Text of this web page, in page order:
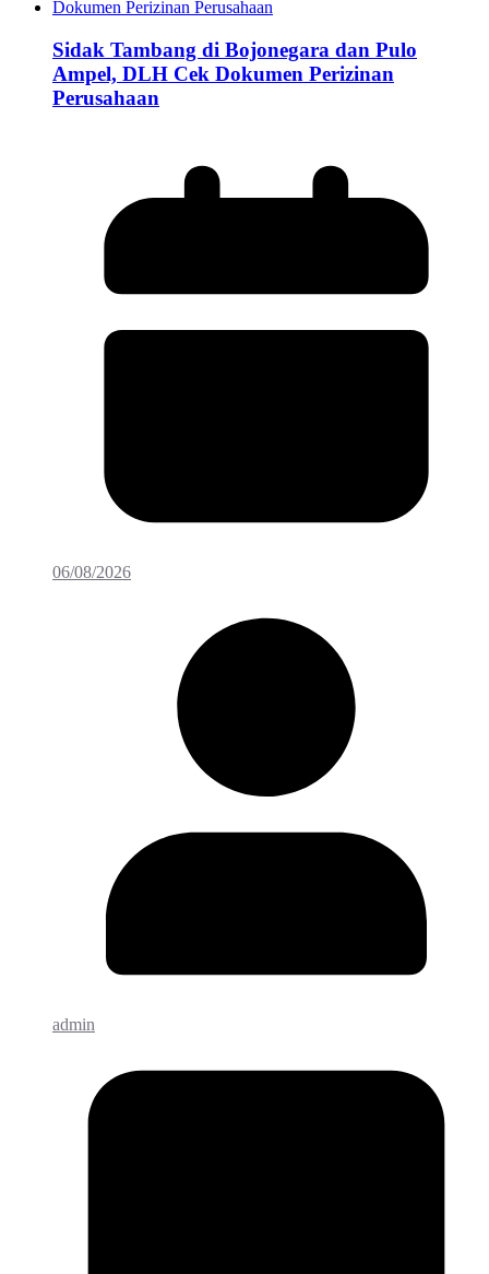
Sidak Tambang di Bojonegara dan Pulo
Ampel, DLH Cek Dokumen Perizinan
Perusahaan
06/08/2026
admin